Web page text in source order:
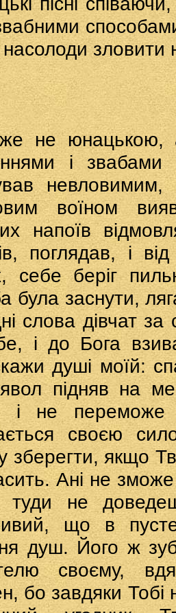
насолоди
не юнацькою,
і звабами
невловимим,
воїном
напоїв
поглядав, і
себе беріг
була заснути,
слова дівчат
і до Бога
душі моїй:
підняв на
і не переможе
своєю
зберегти, якщо
Ані не
туди не
що в
душ. Його ж
своєму,
бо завдяки Тобі